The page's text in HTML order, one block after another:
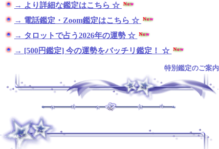
→ より詳細な鑑定はこちら ☆
→ 電話鑑定・Zoom鑑定はこちら ☆
→ タロットで占う2026年の運勢 ☆
→ [500円鑑定] 今の運勢をバッチリ鑑定！ ☆
特別鑑定のご案内